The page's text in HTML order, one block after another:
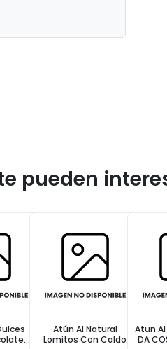
pueden
Atún Al Natural
Lomitos Con Caldo
Atun Al
DA